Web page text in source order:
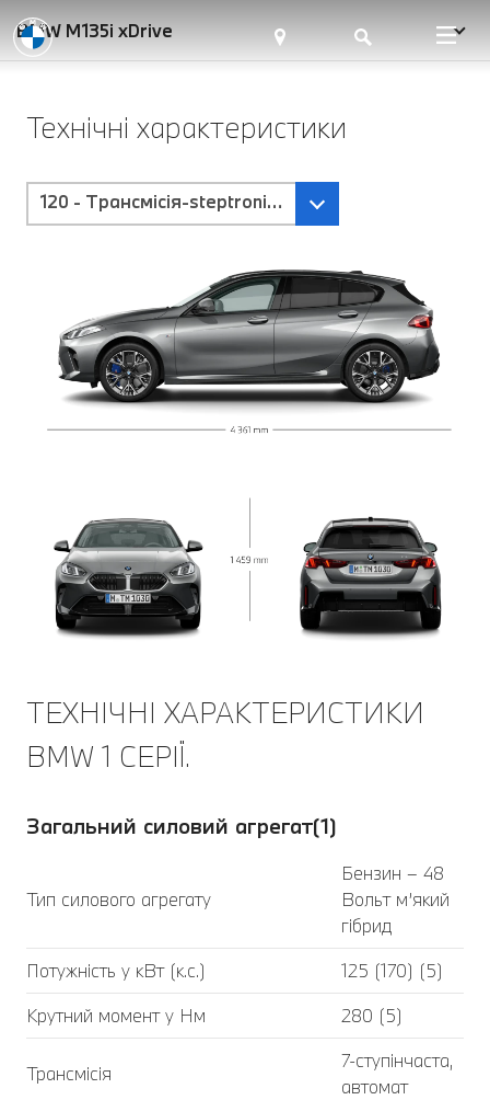
BMW M135i xDrive
Технічні характеристики
120 - Tрансмісія-steptronic-з-подвійним-
ТЕХНІЧНІ ХАРАКТЕРИСТИКИ
BMW 1 СЕРІЇ.
Загальний силовий агрегат(1)
Тип силового агрегату
Бензин – 48
Вольт м’який
гібрид
Потужність у кВт (к.с.)
125 (170) (5)
Крутний момент у Нм
280 (5)
Трансмісія
7-ступінчаста,
автомат